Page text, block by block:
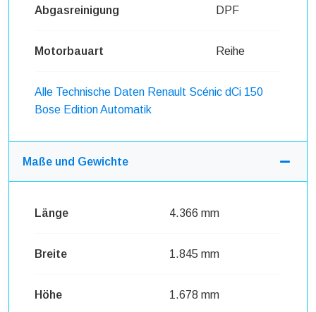
Abgasreinigung DPF
Motorbauart Reihe
Alle Technische Daten Renault Scénic dCi 150
Bose Edition Automatik
Maße und Gewichte
Länge 4.366 mm
Breite 1.845 mm
Höhe 1.678 mm